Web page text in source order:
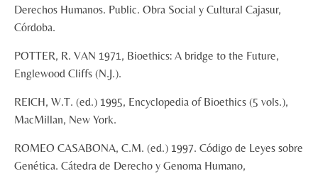
Derechos Humanos. Public. Obra Social y Cultural Cajasur,
Córdoba.
POTTER, R. VAN 1971, Bioethics: A bridge to the Future,
Englewood Cliffs (N.J.).
REICH, W.T. (ed.) 1995, Encyclopedia of Bioethics (5 vols.),
MacMillan, New York.
ROMEO CASABONA, C.M. (ed.) 1997. Código de Leyes sobre
Genética. Cátedra de Derecho y Genoma Humano,